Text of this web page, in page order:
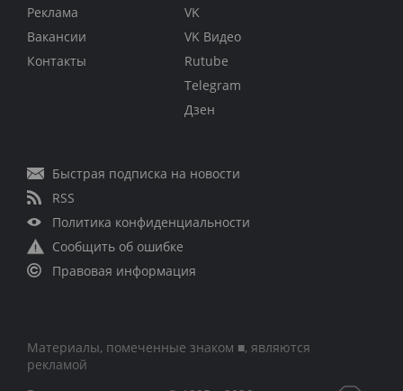
Реклама
Вакансии
Контакты
VK
VK Видео
Rutube
Telegram
Дзен
Быстрая подписка на новости
RSS
Политика конфиденциальности
Сообщить об ошибке
Правовая информация
Материалы, помеченные знаком ■, являются
рекламой